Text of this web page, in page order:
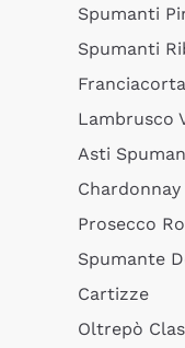
Spumanti
Spumanti
Lambrusco
Asti
Chardonnay
Prosecco
Spumante
Cartizze
Oltrepò